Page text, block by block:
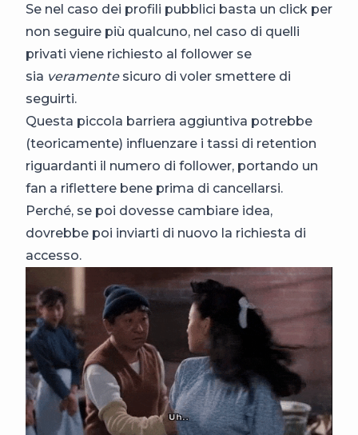
Se nel caso dei profili pubblici basta un click per
non seguire più qualcuno, nel caso di quelli
privati viene richiesto al follower se
sia veramentesicuro di voler smettere di
seguirti.
Questa piccola barriera aggiuntiva potrebbe
(teoricamente) influenzare i tassi di retention
riguardanti il numero di follower, portando un
fan a riflettere bene prima di cancellarsi.
Perché, se poi dovesse cambiare idea,
dovrebbe poi inviarti di nuovo la richiesta di
accesso.